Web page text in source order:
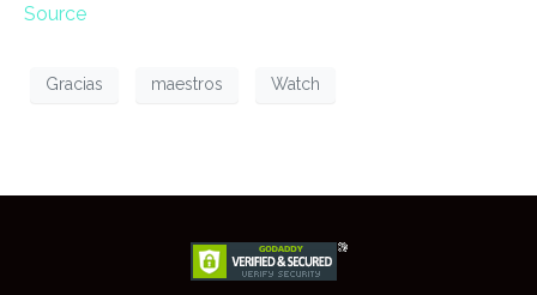
Source
Gracias maestros Watch